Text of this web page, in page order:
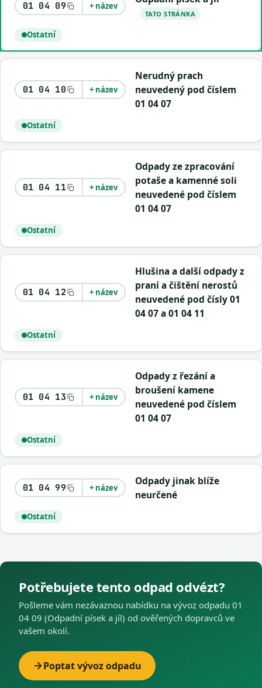
01 04 09 + název
TATO STRÁNKA
Ostatní
01 04 10 + název
Nerudný prach
neuvedený pod číslem
01 04 07
Ostatní
01 04 11 + název
Odpady ze zpracování
potaše a kamenné soli
neuvedené pod číslem
01 04 07
Ostatní
01 04 12 + název
Hlušina a další odpady z
praní a čištění nerostů
neuvedené pod čísly 01
04 07 a 01 04 11
Ostatní
01 04 13 + název
Odpady z řezání a
broušení kamene
neuvedené pod číslem
01 04 07
Ostatní
01 04 99 + název
Odpady jinak blíže
neurčené
Ostatní
Potřebujete tento odpad odvézt?
Pošleme vám nezávaznou nabídku na vývoz odpadu 01
04 09 (Odpadní písek a jíl) od ověřených dopravců ve
vašem okolí.
Poptat vývoz odpadu